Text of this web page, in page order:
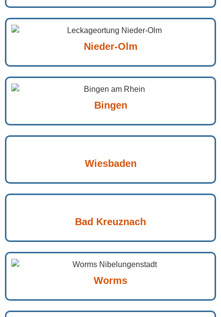
Nieder-Olm
Bingen
Wiesbaden
Bad Kreuznach
Worms